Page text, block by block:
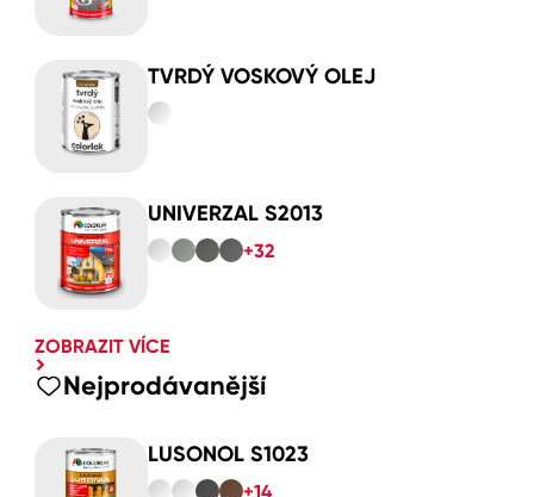
TVRDÝ VOSKOVÝ OLEJ
UNIVERZAL S2013
+32
ZOBRAZIT VÍCE
Nejprodávanější
LUSONOL S1023
+14